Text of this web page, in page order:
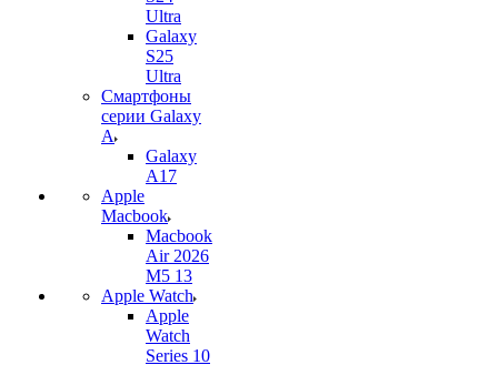
Ultra
Galaxy
S25
Ultra
Смартфоны
серии Galaxy
A
Galaxy
A17
Apple
Macbook
Macbook
Air 2026
M5 13
Apple Watch
Apple
Watch
Series 10